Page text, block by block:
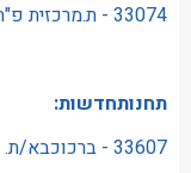
33074 - ת.מרכזית פ"ת/הורדה
תחנותחדשות:
33607 - ברכוכבא/ת. מרכזית פתח תקווה